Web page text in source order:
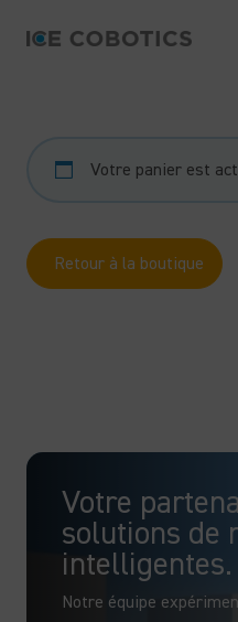
Votre panier est
Retour à la boutique
Votre
solutions de
intelligentes.
Notre équipe